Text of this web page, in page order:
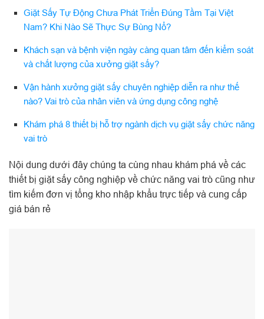
Giặt Sấy Tự Động Chưa Phát Triển Đúng Tầm Tại Việt
Nam? Khi Nào Sẽ Thực Sự Bùng Nổ?
Khách sạn và bệnh viện ngày càng quan tâm đến kiểm soát
và chất lượng của xưởng giặt sấy?
Vận hành xưởng giặt sấy chuyên nghiệp diễn ra như thế
nào? Vai trò của nhân viên và ứng dụng công nghệ
Khám phá 8 thiết bị hỗ trợ ngành dịch vụ giặt sấy chức năng
vai trò
Nội dung dưới đây chúng ta cùng nhau khám phá về các
thiết bị giặt sấy công nghiệp về chức năng vai trò cũng như
tìm kiếm đơn vị tổng kho nhập khẩu trực tiếp và cung cấp
giá bán rẻ